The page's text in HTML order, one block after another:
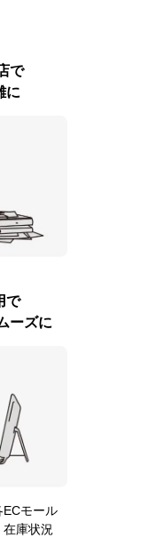
で
に
で
ーズに
モール
在庫状況